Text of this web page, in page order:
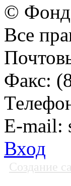
© Фонд
Все
Факс:
E-mail:
Вход
Создание